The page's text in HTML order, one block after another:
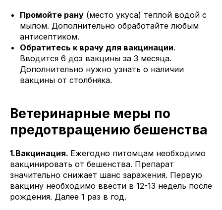
Промойте рану (место укуса) теплой водой с
мылом. Дополнительно обработайте любым
антисептиком.
Обратитесь к врачу для вакцинации.
Вводится 6 доз вакцины за 3 месяца.
Дополнительно нужно узнать о наличии
вакцины от столбняка.
Ветеринарные меры по
предотвращению бешенства
1.Вакцинация. Ежегодно питомцам необходимо
вакцинировать от бешенства. Препарат
значительно снижает шанс заражения. Первую
вакцину необходимо ввести в 12-13 недель после
рождения. Далее 1 раз в год.